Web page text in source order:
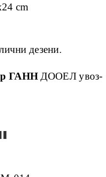
cm
дезени.
ГАНН ДООЕЛ увоз-